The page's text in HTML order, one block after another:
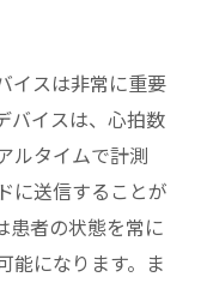
在宅医療の実
介
ット
リ改善
イスは非常に重要
バイスは、心拍数
ルタイムで計測
に送信することが
患者の状態を常に
能になります。ま